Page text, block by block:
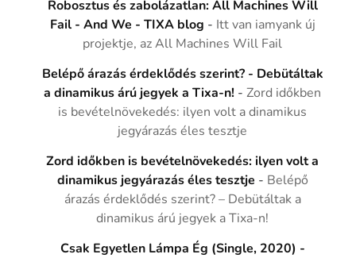
Robosztus és zabolázatlan: All Machines Will
Fail - And We - TIXA blog - Itt van iamyank új
projektje, az All Machines Will Fail
Belépő árazás érdeklődés szerint? - Debütáltak
a dinamikus árú jegyek a Tixa-n! -Zord időkben
is bevételnövekedés: ilyen volt a dinamikus
jegyárazás éles tesztje
Zord időkben is bevételnövekedés: ilyen volt a
dinamikus jegyárazás éles tesztje - Belépő
árazás érdeklődés szerint? – Debütáltak a
dinamikus árú jegyek a Tixa-n!
Csak Egyetlen Lámpa Ég (Single, 2020) -